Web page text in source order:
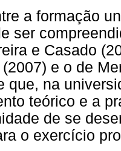
a formação
ser
e Casado
e o de
que, na
teórico e a
de se
o exercício